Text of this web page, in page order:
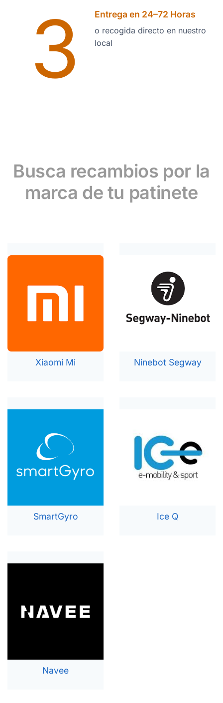
3 Entrega en 24–72 Horas
o recogida directo en nuestro
local
Busca recambios por la
marca de tu patinete
Xiaomi Mi Ninebot Segway
SmartGyro Ice Q
Navee